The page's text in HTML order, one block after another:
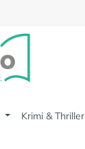
Krimi & Thriller